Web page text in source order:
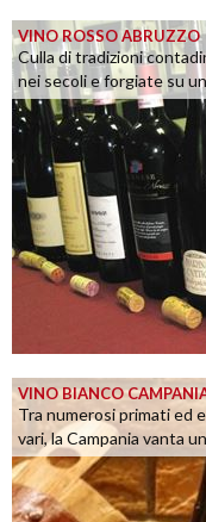
VINO ROSSO ABRUZZO
Culla di tradizioni
nei secoli e forgiate su
VINO BIANCO
Tra numerosi primati ed
vari, la Campania vanta